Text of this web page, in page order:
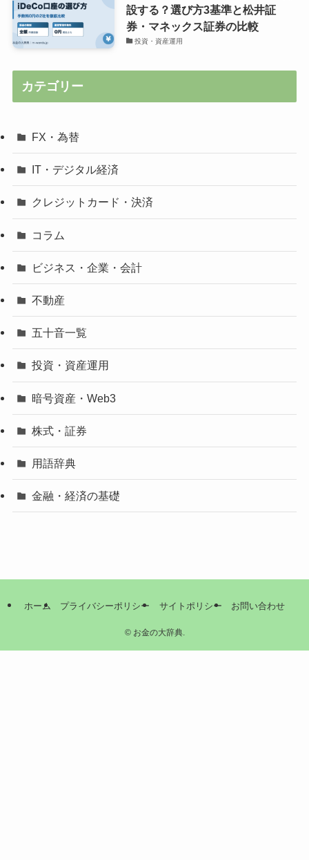
設する？選び方3基準と松井証
券・マネックス証券の比較
投資・資産運用
カテゴリー
FX・為替
IT・デジタル経済
クレジットカード・決済
コラム
ビジネス・企業・会計
不動産
五十音一覧
投資・資産運用
暗号資産・Web3
株式・証券
用語辞典
金融・経済の基礎
ホーム プライバシーポリシー サイトポリシー お問い合わせ
©お金の大辞典.